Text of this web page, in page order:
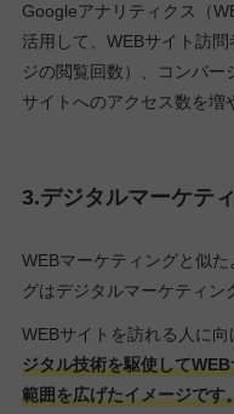
Googleアナリティクス（
活用して、WEBサイト訪
ジの閲覧回数）、コンバ
サイトへのアクセス数を増
3.デジタルマーケテ
WEBマーケティングと似
グはデジタルマーケティン
WEBサイトを訪れる人に向
ジタル技術を駆使して
範囲を広げたイメージです